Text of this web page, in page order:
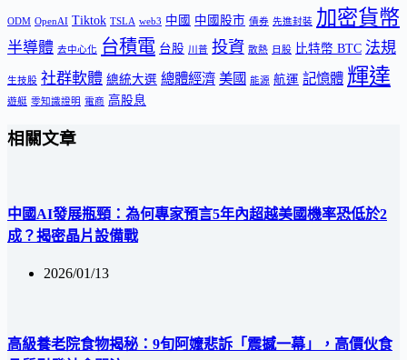
ODM OpenAI Tiktok TSLA web3 中國 中國股市 債券 先進封裝 加密貨幣
半導體 去中心化 台積電 台股 川普 投資 散熱 日股 比特幣 BTC 法規
生技股 社群軟體 總統大選 總體經濟 美國 能源 航運 記憶體 輝達
遊艇 零知識證明 電商 高股息
相關文章
中國AI發展瓶頸：為何專家預言5年內超越美國機率恐低於2
成？揭密晶片設備戰
2026/01/13
高級養老院食物揭秘：9旬阿嬤悲訴「震撼一幕」，高價伙食